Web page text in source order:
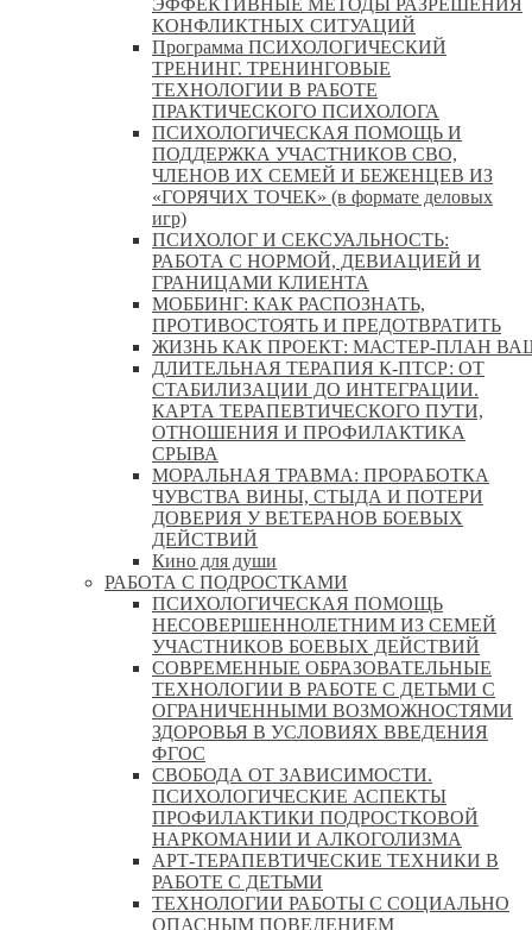
КОНФЛИКТНЫХ СИТУАЦИЙ
Программа ПСИХОЛОГИЧЕСКИЙ
ТРЕНИНГ. ТРЕНИНГОВЫЕ
ТЕХНОЛОГИИ В РАБОТЕ
ПРАКТИЧЕСКОГО ПСИХОЛОГА
ПСИХОЛОГИЧЕСКАЯ ПОМОЩЬ И
ПОДДЕРЖКА УЧАСТНИКОВ СВО,
ЧЛЕНОВ ИХ СЕМЕЙ И БЕЖЕНЦЕВ ИЗ
«ГОРЯЧИХ ТОЧЕК» (в формате деловых
игр)
ПСИХОЛОГ И СЕКСУАЛЬНОСТЬ:
РАБОТА С НОРМОЙ, ДЕВИАЦИЕЙ И
ГРАНИЦАМИ КЛИЕНТА
МОББИНГ: КАК РАСПОЗНАТЬ,
ПРОТИВОСТОЯТЬ И ПРЕДОТВРАТИТЬ
ЖИЗНЬ КАК ПРОЕКТ: МАСТЕР‑ПЛАН
ДЛИТЕЛЬНАЯ ТЕРАПИЯ К-ПТСР: ОТ
СТАБИЛИЗАЦИИ ДО ИНТЕГРАЦИИ.
КАРТА ТЕРАПЕВТИЧЕСКОГО ПУТИ,
ОТНОШЕНИЯ И ПРОФИЛАКТИКА
СРЫВА
МОРАЛЬНАЯ ТРАВМА: ПРОРАБОТКА
ЧУВСТВА ВИНЫ, СТЫДА И ПОТЕРИ
ДОВЕРИЯ У ВЕТЕРАНОВ БОЕВЫХ
ДЕЙСТВИЙ
Кино для души
РАБОТА С ПОДРОСТКАМИ
ПСИХОЛОГИЧЕСКАЯ ПОМОЩЬ
НЕСОВЕРШЕННОЛЕТНИМ ИЗ СЕМЕЙ
УЧАСТНИКОВ БОЕВЫХ ДЕЙСТВИЙ
СОВРЕМЕННЫЕ ОБРАЗОВАТЕЛЬНЫЕ
ТЕХНОЛОГИИ В РАБОТЕ С ДЕТЬМИ С
ОГРАНИЧЕННЫМИ ВОЗМОЖНОСТЯМИ
ЗДОРОВЬЯ В УСЛОВИЯХ ВВЕДЕНИЯ
ФГОС
СВОБОДА ОТ ЗАВИСИМОСТИ.
ПСИХОЛОГИЧЕСКИЕ АСПЕКТЫ
ПРОФИЛАКТИКИ ПОДРОСТКОВОЙ
НАРКОМАНИИ И АЛКОГОЛИЗМА
АРТ-ТЕРАПЕВТИЧЕСКИЕ ТЕХНИКИ В
РАБОТЕ С ДЕТЬМИ
ТЕХНОЛОГИИ РАБОТЫ С СОЦИАЛЬНО
ОПАСНЫМ ПОВЕДЕНИЕМ